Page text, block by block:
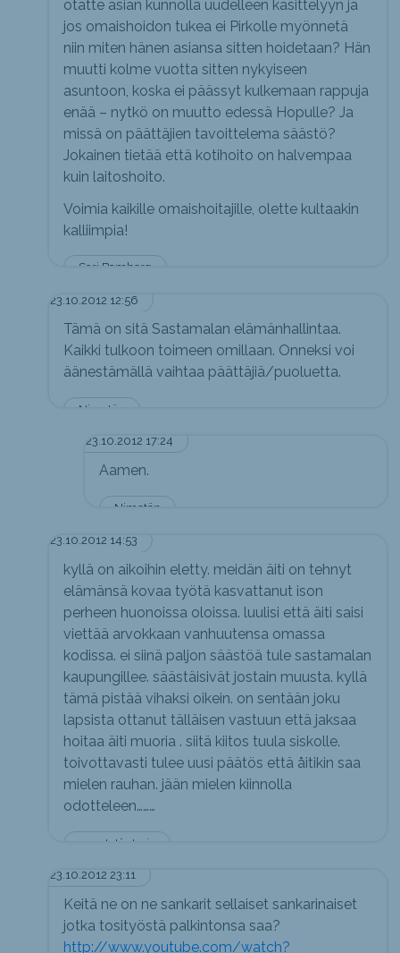
Sari Bamberg
otatte asian kunnolla uudelleen käsittelyyn ja
jos omaishoidon tukea ei Pirkolle myönnetä
niin miten hänen asiansa sitten hoidetaan? Hän
muutti kolme vuotta sitten nykyiseen
asuntoon, koska ei päässyt kulkemaan rappuja
enää – nytkö on muutto edessä Hopulle? Ja
missä on päättäjien tavoittelema säästö?
Jokainen tietää että kotihoito on halvempaa
kuin laitoshoito.
Voimia kaikille omaishoitajille, olette kultaakin
kalliimpia!
23.10.2012 12:56
Nimetön
Tämä on sitä Sastamalan elämänhallintaa.
Kaikki tulkoon toimeen omillaan. Onneksi voi
äänestämällä vaihtaa päättäjiä/puoluetta.
23.10.2012 17:24
Nimetön
Aamen.
23.10.2012 14:53
oma tytär tarja
kyllä on aikoihin eletty. meidän äiti on tehnyt
elämänsä kovaa työtä kasvattanut ison
perheen huonoissa oloissa. luulisi että äiti saisi
viettää arvokkaan vanhuutensa omassa
kodissa. ei siinä paljon säästöä tule sastamalan
kaupungillee. säästäisivät jostain muusta. kyllä
tämä pistää vihaksi oikein. on sentään joku
lapsista ottanut tälläisen vastuun että jaksaa
hoitaa äiti muoria . siitä kiitos tuula siskolle.
toivottavasti tulee uusi päätös että åitikin saa
mielen rauhan. jään mielen kiinnolla
odotteleen………
23.10.2012 23:11
Keitä ne on ne sankarit sellaiset sankarinaiset
jotka tosityöstä palkintonsa saa?
http://www.youtube.com/watch?